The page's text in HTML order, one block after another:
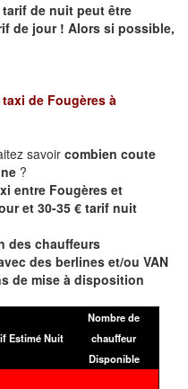
de nuit peut être
de jour ! Alors si possible,
de Fougères à
savoir combien coute
?
entre Fougères et
et 30-35 € tarif nuit
des chauffeurs
des berlines et/ou VAN
de mise à disposition
Estimé Nuit
Nombre de
chauffeur
Disponible